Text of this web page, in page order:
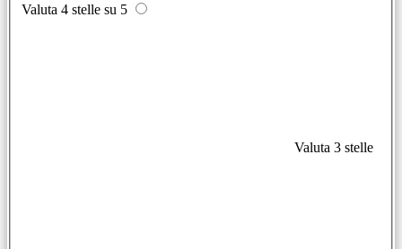
Valuta 4 stelle su 5
Valuta 3 stelle